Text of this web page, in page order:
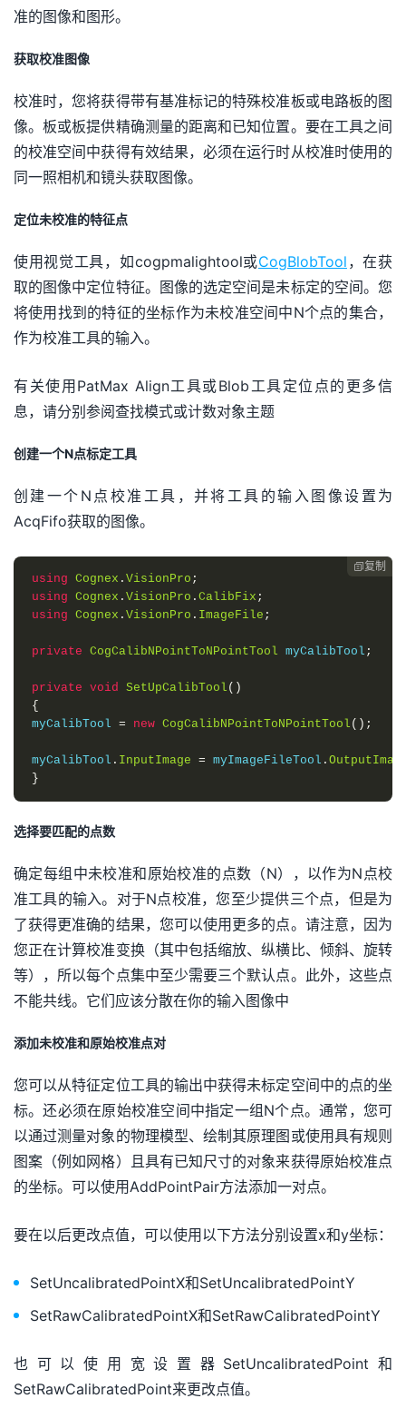
准的图像和图形。
获取校准图像
校准时，您将获得带有基准标记的特殊校准板或电路板的图
像。板或板提供精确测量的距离和已知位置。要在工具之间
的校准空间中获得有效结果，必须在运行时从校准时使用的
同一照相机和镜头获取图像。
定位未校准的特征点
使用视觉工具，如cogpmalightool或CogBlobTool ，在获
取的图像中定位特征。图像的选定空间是未标定的空间。您
将使用找到的特征的坐标作为未校准空间中N个点的集合，
作为校准工具的输入。
有关使用PatMax Align工具或Blob工具定位点的更多信
息，请分别参阅查找模式或计数对象主题
创建一个N点标定工具
创建一个N点校准工具，并将工具的输入图像设置为
AcqFifo获取的图像。
复制
using Cognex . VisionPro ;
using Cognex . VisionPro . CalibFix ;
using Cognex . VisionPro . ImageFile ;
private CogCalibNPointToNPointTool myCalibTool ;
private void SetUpCalibTool ()
{
myCalibTool = new CogCalibNPointToNPointTool ();
myCalibTool . InputImage = myImageFileTool .
}
选择要匹配的点数
确定每组中未校准和原始校准的点数（N），以作为N点校
准工具的输入。对于N点校准，您至少提供三个点，但是为
了获得更准确的结果，您可以使用更多的点。请注意，因为
您正在计算校准变换（其中包括缩放、纵横比、倾斜、旋转
等），所以每个点集中至少需要三个默认点。此外，这些点
不能共线。它们应该分散在你的输入图像中
添加未校准和原始校准点对
您可以从特征定位工具的输出中获得未标定空间中的点的坐
标。还必须在原始校准空间中指定一组N个点。通常，您可
以通过测量对象的物理模型、绘制其原理图或使用具有规则
图案（例如网格）且具有已知尺寸的对象来获得原始校准点
的坐标。可以使用AddPointPair方法添加一对点。
要在以后更改点值，可以使用以下方法分别设置x和y坐标：
SetUncalibratedPointX和SetUncalibratedPointY
SetRawCalibratedPointX和SetRawCalibratedPointY
也可以使用宽设置器SetUncalibratedPoint和
SetRawCalibratedPoint来更改点值。